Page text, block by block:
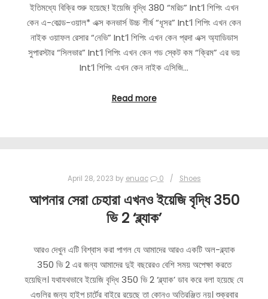
ইতিমধ্যে বিক্রি শুরু হয়েছে! ইয়েজি বৃদ্ধি 380 “মরিচ” Int’l শিপিং এখন
কেন এ-কোল্ড-ওয়াল* এক্স কনভার্স উচ্চ শীর্ষ “ধূসর” Int’l শিপিং এখন কেন
নাইক ওয়াফল রেসার “নেভি” Int’l শিপিং এখন কেন প্রদা এক্স অ্যাডিডাস
সুপারস্টার “সিলভার” Int’l শিপিং এখন কেন গড স্কেট কম “ক্রিম” এর ভয়
Int’l শিপিং এখন কেন নাইক এসিজি…
Read more
April 28, 2023 by enuac 0 Shoes
আপনার সেরা চেহারা এখনও ইয়েজি বৃদ্ধি 350
ভি 2 ‘ব্ল্যাক’
আরও দেখুন এটি বিশ্বাস করা পাগল যে আমাদের আরও একটি অল-ব্ল্যাক
350 ভি 2 এর জন্য আমাদের দুই বছরেরও বেশি সময় অপেক্ষা করতে
হয়েছিল। যথাযথভাবে ইয়েজি বৃদ্ধি 350 ভি 2 ‘ব্ল্যাক’ ডাব করে বলা হয়েছে যে
এগুলির জন্য হাইপ চার্টের বাইরে রয়েছে তা কোনও অতিরঞ্জিত নয়। শুক্রবার